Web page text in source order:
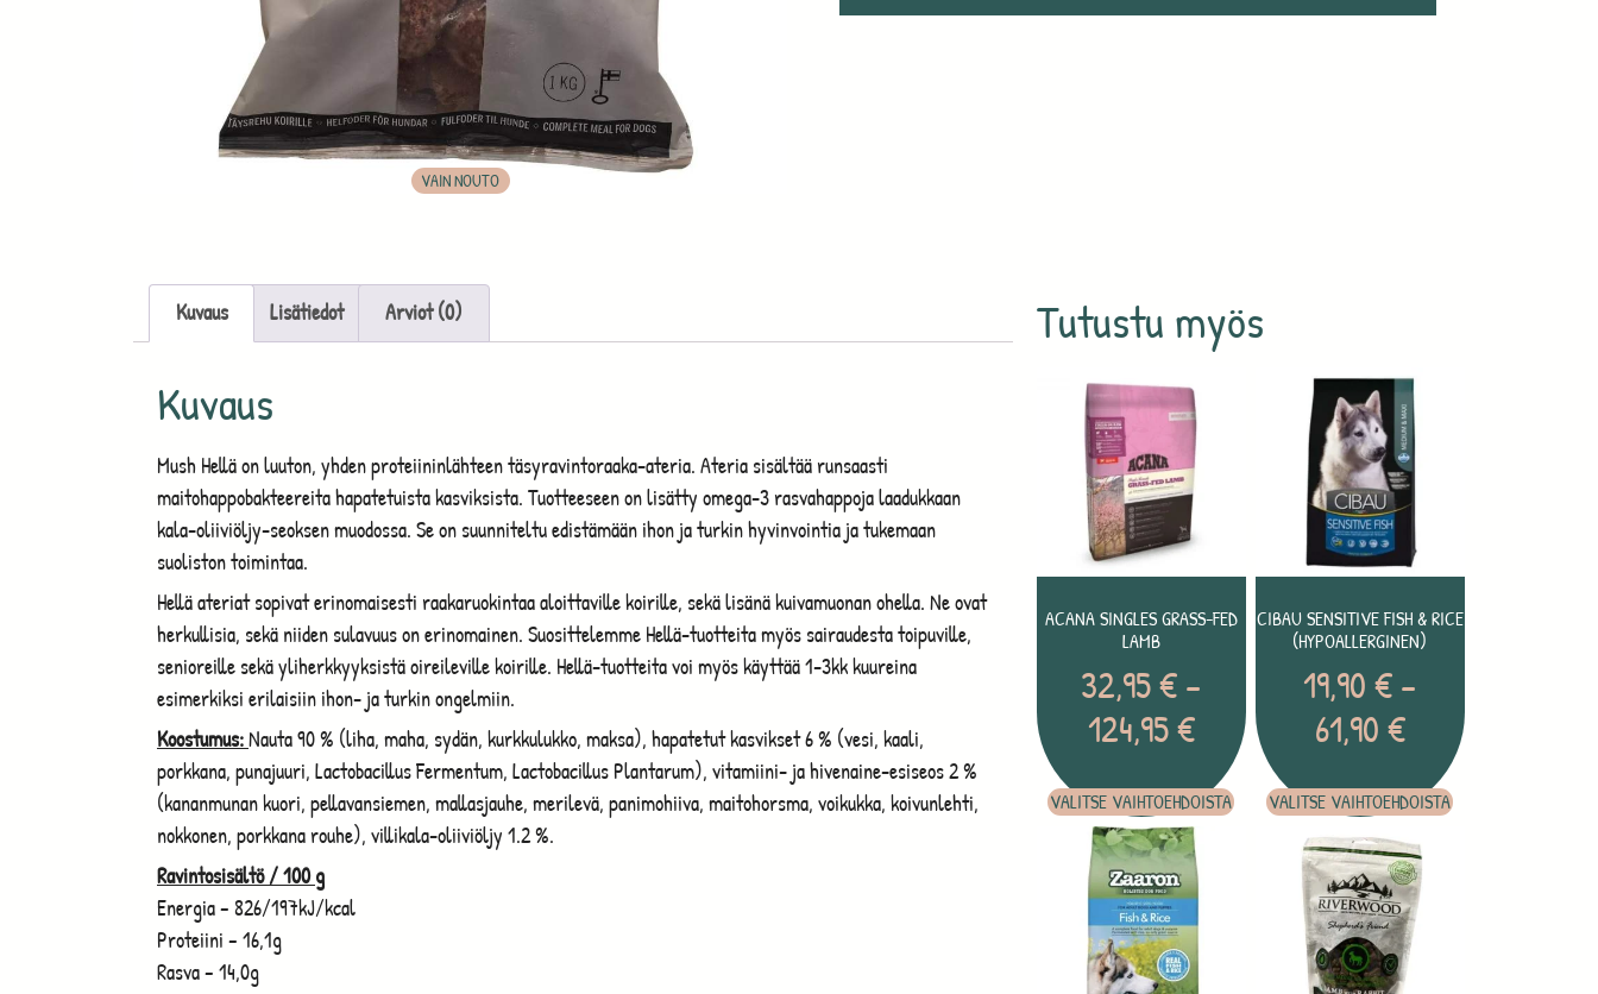
VAIN NOUTO
Tutustu myös
ACANA SINGLES GRASS-FED
LAMB
32,95€–
124,95€
VALITSE VAIHTOEHDOISTA
CIBAU SENSITIVE FISH & RICE
(HYPOALLERGINEN)
19,90€–
61,90€
VALITSE VAIHTOEHDOISTA
Kuvaus Lisätiedot Arviot (0)
Kuvaus
Mush Hellä on luuton, yhden proteiininlähteen täsyravintoraaka-ateria. Ateria sisältää runsaasti
maitohappobakteereita hapatetuista kasviksista. Tuotteeseen on lisätty omega-3 rasvahappoja laadukkaan
kala-oliiviöljy-seoksen muodossa. Se on suunniteltu edistämään ihon ja turkin hyvinvointia ja tukemaan
suoliston toimintaa.
Hellä ateriat sopivat erinomaisesti raakaruokintaa aloittaville koirille, sekä lisänä kuivamuonan ohella. Ne ovat
herkullisia, sekä niiden sulavuus on erinomainen. Suosittelemme Hellä-tuotteita myös sairaudesta toipuville,
senioreille sekä yliherkkyyksistä oireileville koirille. Hellä-tuotteita voi myös käyttää 1-3kk kuureina
esimerkiksi erilaisiin ihon- ja turkin ongelmiin.
Koostumus:Nauta 90 % (liha, maha, sydän, kurkkulukko, maksa), hapatetut kasvikset 6 % (vesi, kaali,
porkkana, punajuuri, Lactobacillus Fermentum, Lactobacillus Plantarum), vitamiini- ja hivenaine-esiseos 2 %
(kananmunan kuori, pellavansiemen, mallasjauhe, merilevä, panimohiiva, maitohorsma, voikukka, koivunlehti,
nokkonen, porkkana rouhe), villikala-oliiviöljy 1.2 %.
Ravintosisältö / 100 g
Energia – 826/197kJ/kcal
Proteiini – 16,1g
Rasva – 14,0g